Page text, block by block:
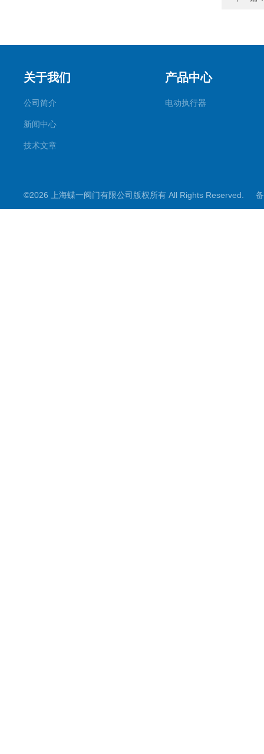
关于我们
公司简介
新闻中心
技术文章
产品中心
电动执行器
©2026 上海蝶一阀门有限公司版权所有 All Rights Reserved.